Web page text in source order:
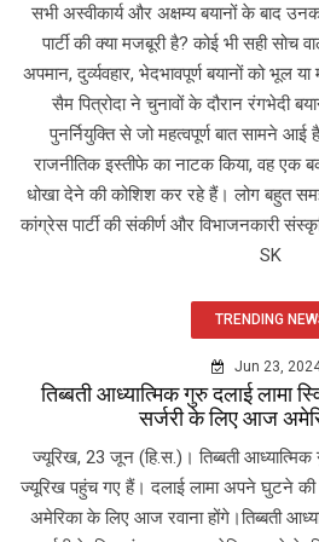
सभी अस्वीकार्य और अक्षम्य बयानों के बाद
पार्टी की क्या मजबूरी है? कोई भी सही सोच
अपमान, दुर्व्यवहार, भेदभावपूर्ण बयानों को भूल
सैम पित्रोदा ने चुनावों के दौरान रंगभेदी
पुनर्नियुक्ति से जो महत्वपूर्ण बात सामने
राजनीतिक इस्तीफे का नाटक किया, वह एक
धोखा देने की कोशिश कर रहे हैं। लोग बहुत
कांग्रेस पार्टी की संकीर्ण और विभाजनकारी
SK
TRENDING
Jun 23,
तिब्बती आध्यात्मिक गुरु दलाई लामा
सर्जरी के लिए आज
ज्यूरिख, 23 जून (हि.स.)। तिब्बती
ज्यूरिख पहुंच गए हैं। दलाई लामा अपने घुटने
अमेरिका के लिए आज रवाना होंगे।तिब्बती